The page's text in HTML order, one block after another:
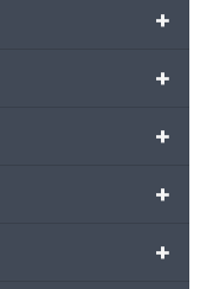
+
+
+
+
+